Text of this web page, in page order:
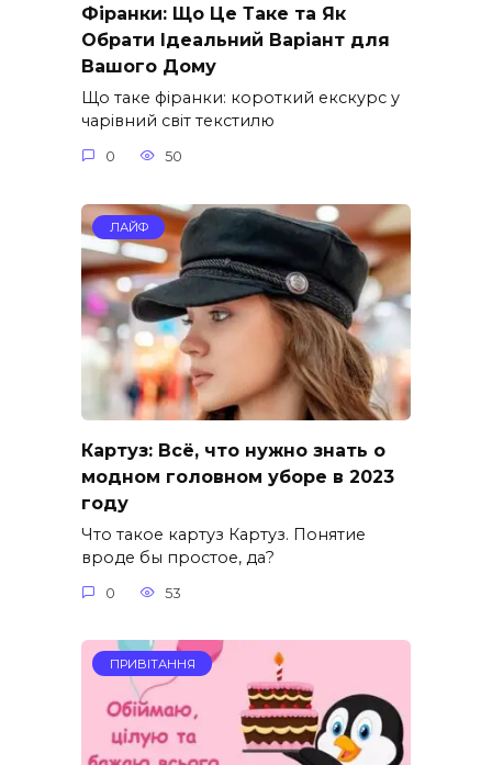
Фіранки: Що Це Таке та Як
Обрати Ідеальний Варіант для
Вашого Дому
Що таке фіранки: короткий екскурс у
чарівний світ текстилю
0 50
ЛАЙФ
Картуз: Всё, что нужно знать о
модном головном уборе в 2023
году
Что такое картуз Картуз. Понятие
вроде бы простое, да?
0 53
ПРИВІТАННЯ